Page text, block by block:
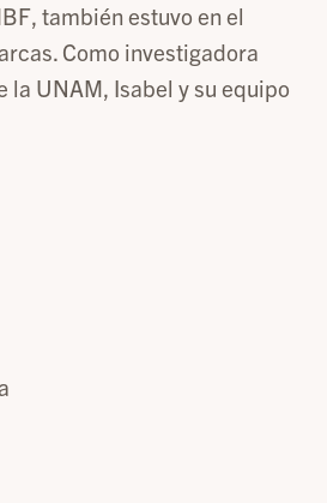
también estuvo en el
Como investigadora
la UNAM, Isabel y su equipo